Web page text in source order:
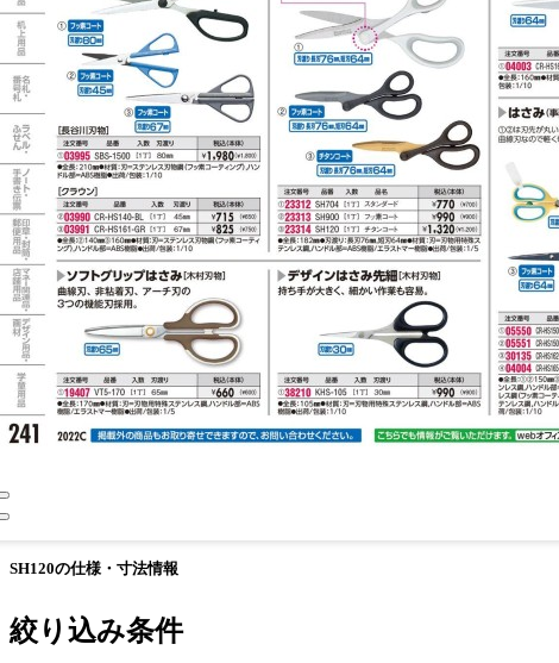
SH120の仕様・寸法情報
絞り込み条件